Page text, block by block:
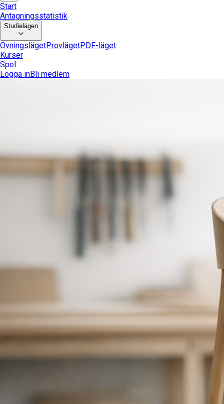
Start
Antagningsstatistik
Studielägen
ÖvningslägetProvlägetPDF-läget
Kurser
Spel
Logga inBli medlem